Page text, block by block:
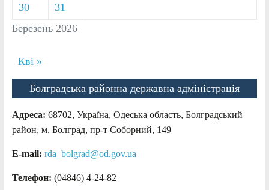
Березень 2026
30 31
Кві »
Болградська районна державна адміністрація
Адреса: 68702, Україна, Одеська область, Болградський
район, м. Болград, пр-т Соборний, 149
E-mail: rda_bolgrad@od.gov.ua
Телефон: (04846) 4-24-82